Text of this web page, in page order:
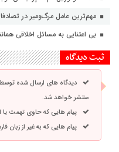
مهم‌ترین عامل مرگ‌ومیر در
بی اعتنایی به مسائل اخلاقی
ثبت دیدگاه
دیدگاه های ارسال شده
منتشر خواهد شد.
پیام هایی که حاوی تهمت یا
پیام هایی که به غیر از زبان